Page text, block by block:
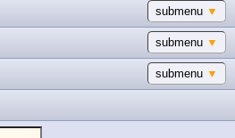
submenu ▼
submenu ▼
submenu ▼